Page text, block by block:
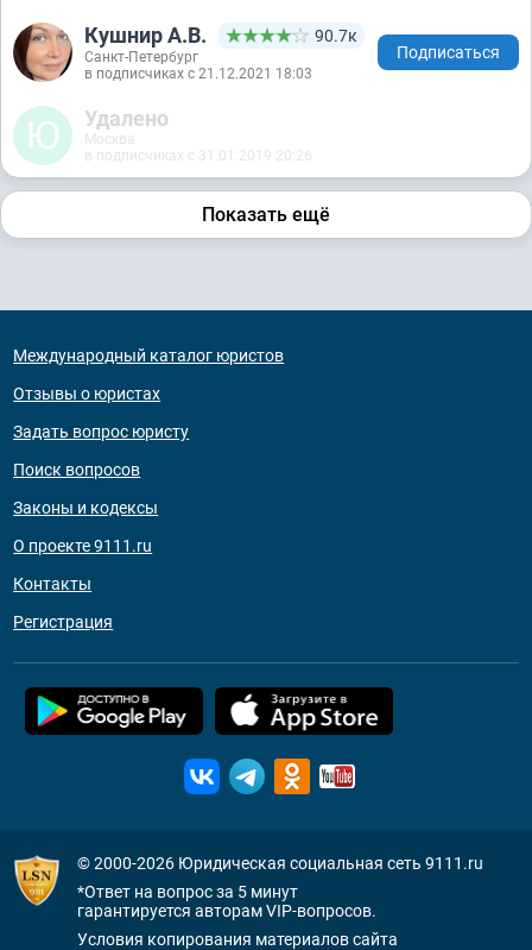
Кушнир А.В. 90.7к
Санкт-Петербург
в подписчиках с 21.12.2021 18:03
Подписаться
Удалено
Москва
в подписчиках с 31.01.2019 20:26
Показать ещё
Международный каталог юристов
Отзывы о юристах
Задать вопрос юристу
Поиск вопросов
Законы и кодексы
О проекте 9111.ru
Контакты
Регистрация
© 2000-2026 Юридическая социальная сеть 9111.ru
*Ответ на вопрос за 5 минут
гарантируется авторам VIP-вопросов.
Условия копирования материалов сайта